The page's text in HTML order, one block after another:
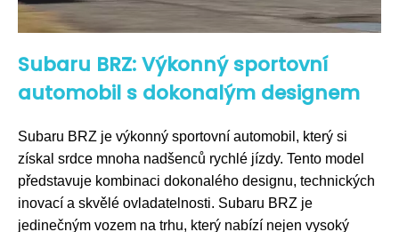
Subaru BRZ: Výkonný sportovní
automobil s dokonalým designem
Subaru BRZ je výkonný sportovní automobil, který si
získal srdce mnoha nadšenců rychlé jízdy. Tento model
představuje kombinaci dokonalého designu, technických
inovací a skvělé ovladatelnosti. Subaru BRZ je
jedinečným vozem na trhu, který nabízí nejen vysoký